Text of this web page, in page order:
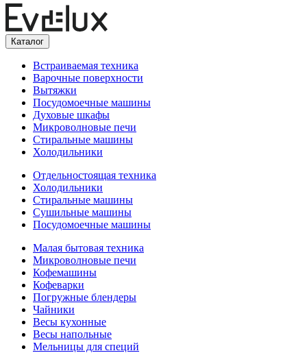
Каталог
Встраиваемая техника
Варочные поверхности
Вытяжки
Посудомоечные машины
Духовые шкафы
Микроволновые печи
Стиральные машины
Холодильники
Отдельностоящая техника
Холодильники
Стиральные машины
Сушильные машины
Посудомоечные машины
Малая бытовая техника
Микроволновые печи
Кофемашины
Кофеварки
Погружные блендеры
Чайники
Весы кухонные
Весы напольные
Мельницы для специй